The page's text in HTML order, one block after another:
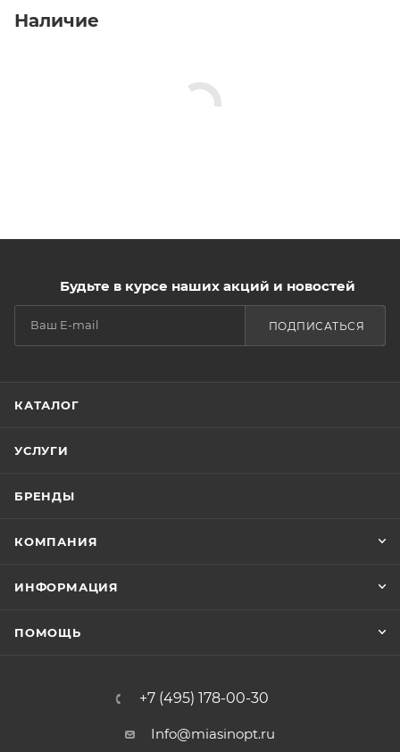
Наличие
Будьте в курсе наших акций и новостей
ПОДПИСАТЬСЯ
КАТАЛОГ
УСЛУГИ
БРЕНДЫ
КОМПАНИЯ
ИНФОРМАЦИЯ
ПОМОЩЬ
+7 (495) 178-00-30
Info@miasinopt.ru